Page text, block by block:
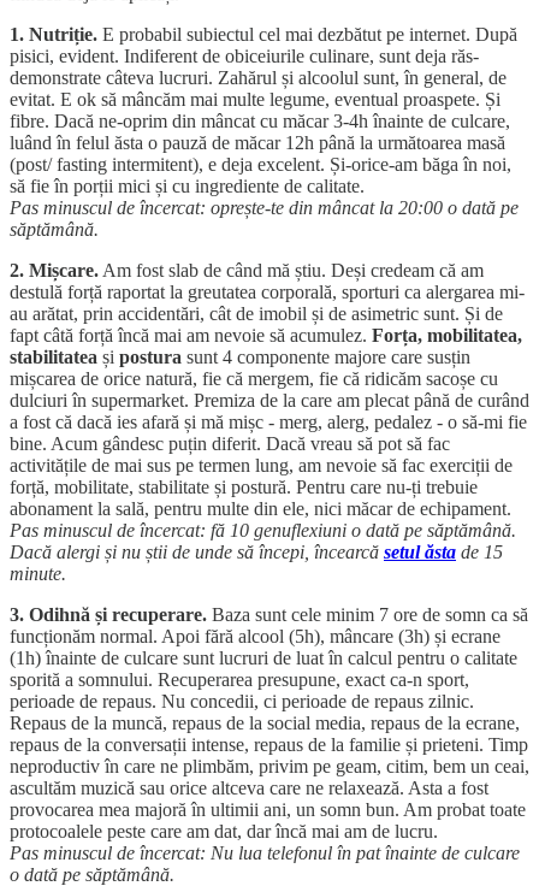
1. Nutriție. E probabil subiectul cel mai dezbătut pe internet. După
pisici, evident. Indiferent de obiceiurile culinare, sunt deja răs-
demonstrate câteva lucruri. Zahărul și alcoolul sunt, în general, de
evitat. E ok să mâncăm mai multe legume, eventual proaspete. Și
fibre. Dacă ne-oprim din mâncat cu măcar 3-4h înainte de culcare,
luând în felul ăsta o pauză de măcar 12h până la următoarea masă
(post/ fasting intermitent), e deja excelent. Și-orice-am băga în noi,
să fie în porții mici și cu ingrediente de calitate.
Pas minuscul de încercat: oprește-te din mâncat la 20:00 o dată pe
săptămână.
2. Mișcare. Am fost slab de când mă știu. Deși credeam că am
destulă forță raportat la greutatea corporală, sporturi ca alergarea mi-
au arătat, prin accidentări, cât de imobil și de asimetric sunt. Și de
fapt câtă forță încă mai am nevoie să acumulez. Forța, mobilitatea,
stabilitatea și postura sunt 4 componente majore care susțin
mișcarea de orice natură, fie că mergem, fie că ridicăm sacoșe cu
dulciuri în supermarket. Premiza de la care am plecat până de curând
a fost că dacă ies afară și mă mișc - merg, alerg, pedalez - o să-mi fie
bine. Acum gândesc puțin diferit. Dacă vreau să pot să fac
activitățile de mai sus pe termen lung, am nevoie să fac exerciții de
forță, mobilitate, stabilitate și postură. Pentru care nu-ți trebuie
abonament la sală, pentru multe din ele, nici măcar de echipament.
Pas minuscul de încercat: fă 10 genuflexiuni o dată pe săptămână.
Dacă alergi și nu știi de unde să începi, încearcă setul ăsta de 15
minute.
3. Odihnă și recuperare. Baza sunt cele minim 7 ore de somn ca să
funcționăm normal. Apoi fără alcool (5h), mâncare (3h) și ecrane
(1h) înainte de culcare sunt lucruri de luat în calcul pentru o calitate
sporită a somnului. Recuperarea presupune, exact ca-n sport,
perioade de repaus. Nu concedii, ci perioade de repaus zilnic.
Repaus de la muncă, repaus de la social media, repaus de la ecrane,
repaus de la conversații intense, repaus de la familie și prieteni. Timp
neproductiv în care ne plimbăm, privim pe geam, citim, bem un ceai,
ascultăm muzică sau orice altceva care ne relaxează. Asta a fost
provocarea mea majoră în ultimii ani, un somn bun. Am probat toate
protocoalele peste care am dat, dar încă mai am de lucru.
Pas minuscul de încercat: Nu lua telefonul în pat înainte de culcare
o dată pe săptămână.